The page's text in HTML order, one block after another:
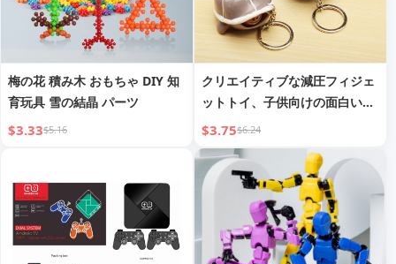
梅の花 積み木 おもちゃ DIY 知
育玩具 雪の結晶 パーツ
$3.33$5.16
クリエイティブな減圧フィジェ
ットトイ、子供向けの面白いノ
ベルティカメハンドトイ、握
る、つまむ、発散、絞る
$3.75$6.24